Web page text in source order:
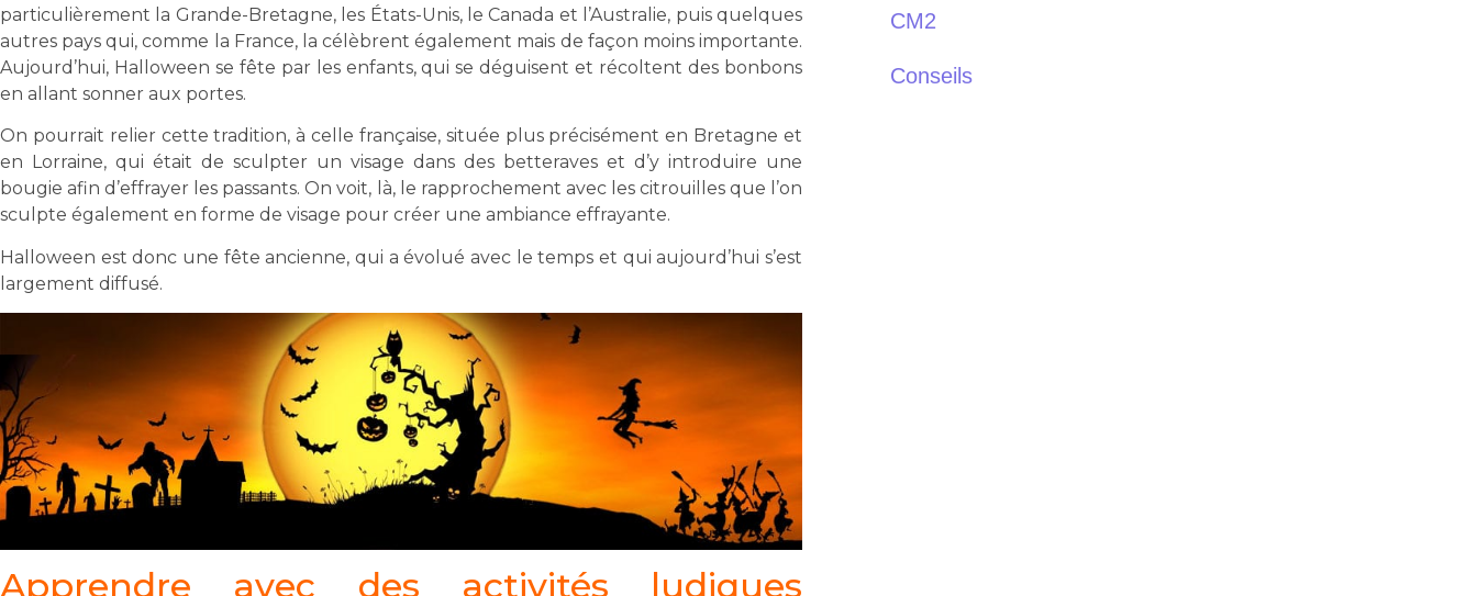
particulièrement la Grande-Bretagne, les États-Unis, le Canada et l’Australie, puis quelques
autres pays qui, comme la France, la célèbrent également mais de façon moins importante.
Aujourd’hui, Halloween se fête par les enfants, qui se déguisent et récoltent des bonbons
en allant sonner aux portes.
On pourrait relier cette tradition, à celle française, située plus précisément en Bretagne et
en Lorraine, qui était de sculpter un visage dans des betteraves et d’y introduire une
bougie afin d’effrayer les passants. On voit, là, le rapprochement avec les citrouilles que l’on
sculpte également en forme de visage pour créer une ambiance effrayante.
Halloween est donc une fête ancienne, qui a évolué avec le temps et qui aujourd’hui s’est
largement diffusé.
Apprendre avec des activités ludiques
CM2
Conseils